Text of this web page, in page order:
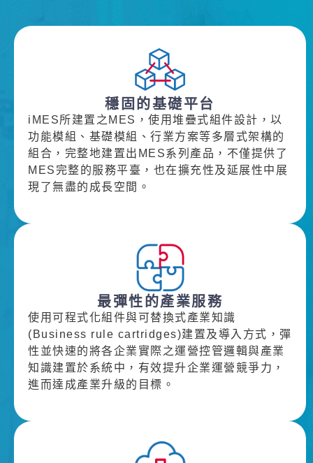
穩固的基礎平台
iMES所建置之MES，使用堆疊式組件設計，以
功能模組、基礎模組、行業方案等多層式架構的
組合，完整地建置出MES系列產品，不僅提供了
MES完整的服務平臺，也在擴充性及延展性中展
現了無盡的成長空間。
最彈性的產業服務
使用可程式化組件與可替換式產業知識
(Business rule cartridges)建置及導入方式，彈
性並快速的將各企業實際之運營控管邏輯與產業
知識建置於系統中，有效提升企業運營競爭力，
進而達成產業升級的目標。